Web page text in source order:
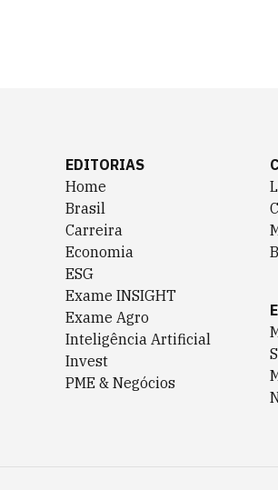
EDITORIAS
Home
Brasil
Carreira
Economia
ESG
Exame INSIGHT
Exame Agro
Inteligência Artificial
Invest
PME & Negócios